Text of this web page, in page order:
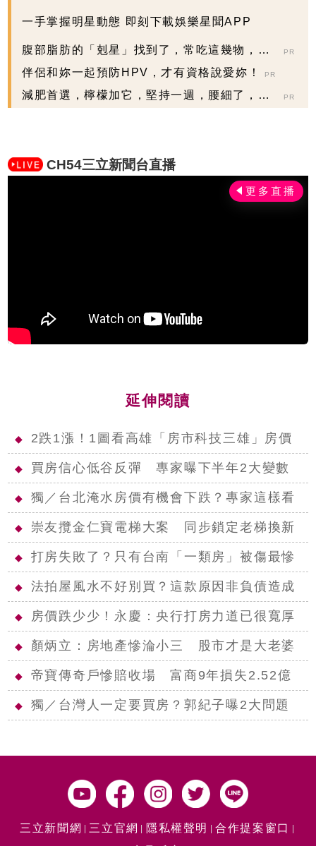
一手掌握明星動態 即刻下載娛樂星聞APP
腹部脂肪的「剋星」找到了，常吃這幾物，吃
走大肚囊，瘦出...
PR
伴侶和妳一起預防HPV，才有資格說愛妳！ PR
減肥首選，檸檬加它，堅持一週，腰細了，瘦
PR
CH54三立新聞台直播
延伸閱讀
◆ 2跌1漲！1圖看高雄「房市科技三雄」房價
◆ 買房信心低谷反彈 專家曝下半年2大變數
◆ 獨／台北淹水房價有機會下跌？專家這樣看
◆ 崇友攬金仁寶電梯大案 同步鎖定老梯換新
◆ 打房失敗了？只有台南「一類房」被傷最慘
◆ 法拍屋風水不好別買？這款原因非負債造成
◆ 房價跌少少！永慶：央行打房力道已很寬厚
◆ 顏炳立：房地產慘淪小三 股市才是大老婆
◆ 帝寶傳奇戶慘賠收場 富商9年損失2.52億
◆ 獨／台灣人一定要買房？郭紀子曝2大問題
三立新聞網 三立官網 隱私權聲明
合作提案窗口